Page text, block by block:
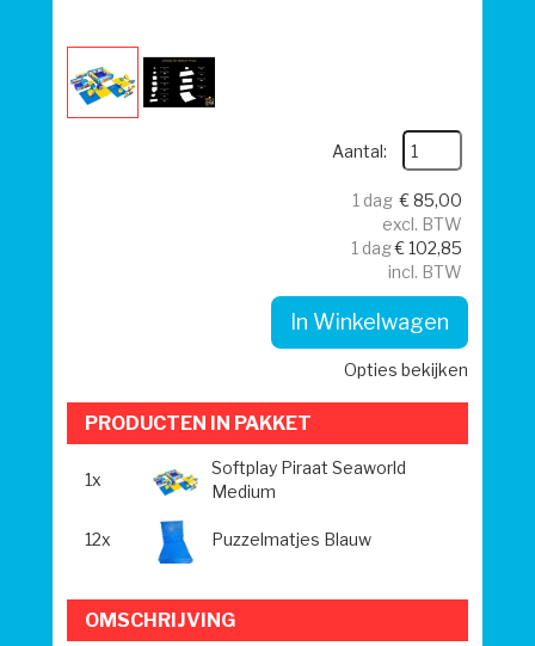
Aantal:
1 dag € 85,00
excl. BTW
1 dag€ 102,85
incl. BTW
In Winkelwagen
Opties bekijken
PRODUCTEN IN PAKKET
1x
Softplay Piraat Seaworld
Medium
12x Puzzelmatjes Blauw
OMSCHRIJVING